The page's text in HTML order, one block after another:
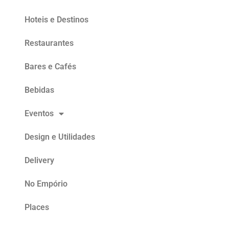
Hoteis e Destinos
Restaurantes
Bares e Cafés
Bebidas
Eventos
Design e Utilidades
Delivery
No Empório
Places